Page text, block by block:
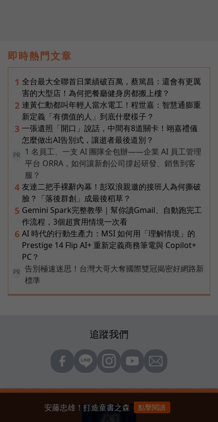
即時熱門文章
1 全台最大全聯首日業績破百萬，蔡篤昌：還會有更厲
害的大型店！為何把餐廳健身房都搬上樓？
2 連黃仁勳都叫年輕人當水電工！程世嘉：智慧通膨重
新定義「有價值的人」到底什麼樣子？
3 一張遺照「開口」說話，中間有8道關卡！翊嘉禮儀
怎麼做出AI告別式，讓逝者最後道別？
PR
1 名員工、一支 AI 團隊全包辦——企業 AI 員工管理
平台 ORRA，如何讓新創公司撐起研發、銷售到客
服？
4 友達二把手裸辭內幕！彭双浪親邀的接班人為何撕破
臉？「落後群創」成最後稻草？
5 Gemini Spark完整教學｜幫你讀Gmail、自動跑完工
作流程，3個超實用情境一次看
6 AI 時代的行動生產力：MSI 如何用「理解情境」的
Prestige 14 Flip AI+ 重新定義商務筆電與 Copilot+
PC？
PR
告別極速迷思！台灣大哥大奪國際雙冠揭密好網路新
標準
追蹤我們
安藤忠雄！打造童書之森 點擊閱讀